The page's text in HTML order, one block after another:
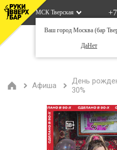
МСК Тверская
Ваш город Москва (бар
ДаНет
Афиша
День
30%